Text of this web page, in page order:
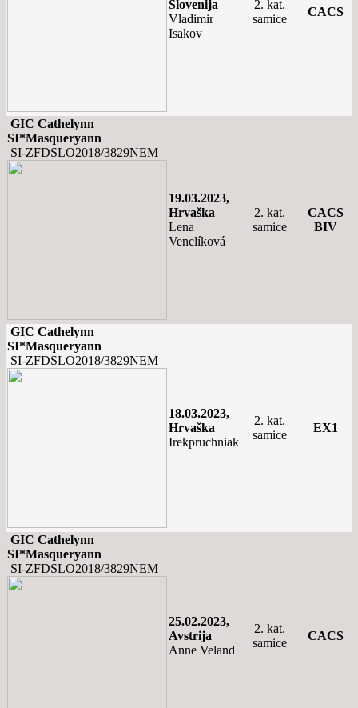
Slovenija
Vladimir
Isakov
2. kat.
samice
CACS
GIC Cathelynn
SI*Masqueryann
SI-ZFDSLO2018/3829NEM
19.03.2023,
Hrvaška
Lena
Venclíková
2. kat.
samice
CACS
BIV
GIC Cathelynn
SI*Masqueryann
SI-ZFDSLO2018/3829NEM
18.03.2023,
Hrvaška
Irekpruchniak
2. kat.
samice
EX1
GIC Cathelynn
SI*Masqueryann
SI-ZFDSLO2018/3829NEM
25.02.2023,
Avstrija
Anne Veland
2. kat.
samice
CACS